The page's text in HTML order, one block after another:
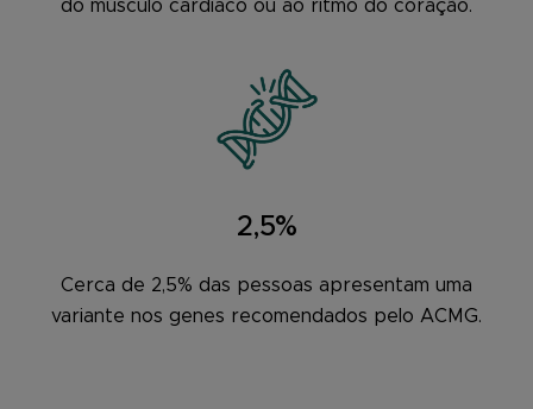
do músculo cardíaco ou ao ritmo do coração.
2,5%
Cerca de 2,5% das pessoas apresentam uma
variante nos genes recomendados pelo ACMG.